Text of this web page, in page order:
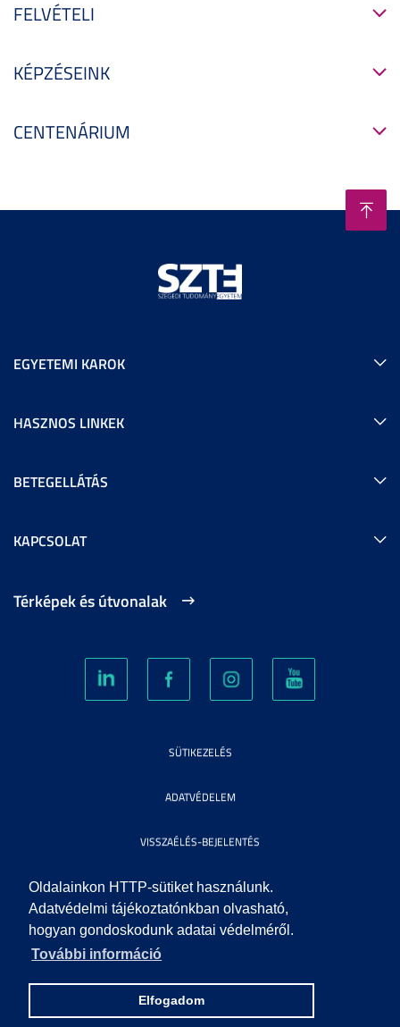
Oldalainkon HTTP-sütiket használunk.
Adatvédelmi tájékoztatónkban olvasható,
hogyan gondoskodunk adatai védelméről.
További információ
Elfogadom
FELVÉTELI
KÉPZÉSEINK
CENTENÁRIUM
EGYETEMI KAROK
HASZNOS LINKEK
BETEGELLÁTÁS
KAPCSOLAT
Térképek és útvonalak
SÜTIKEZELÉS
ADATVÉDELEM
VISSZAÉLÉS-BEJELENTÉS
KÖZÉRDEKŰ ADATOK
IMPRESSZUM